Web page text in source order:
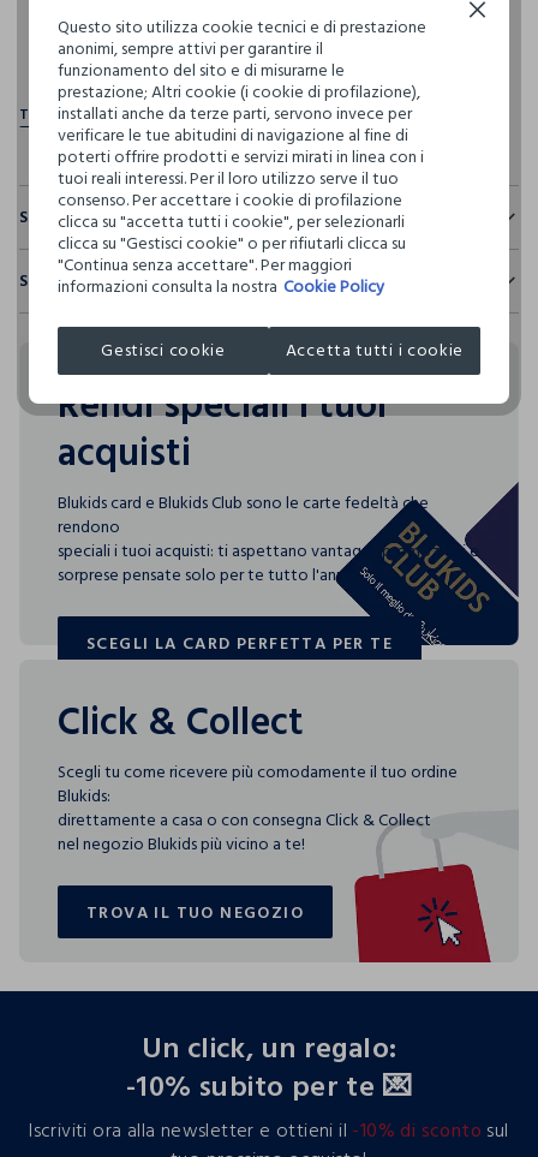
pdp.loyalty.section.advantages
Sostenibilità e trasparenza
Sicurezza
Il 100% dei nostri articoli viene sottoposto a test chimico-
definito per l’uso di sostanze chimiche, talvolta anche più
restrittivi rispetto a quelli previsti dalla normativa
internazionale.
Clicca qui per vedere i dettagli
I nostri fornitori
L'OREAL ITALIA SPA - GARNIER
MADE IN CHINA
Spedizione e resi
Hai fino a 30 giorni dalla consegna del tuo ordine online per
cambiare idea e restituire i prodotti che hai acquistato.
Rendi speciali i tuoi
acquisti
Blukids card e Blukids Club sono le carte fedeltà che
rendono
speciali i tuoi acquisti: ti aspettano vantaggi, promozioni e
sorprese pensate solo per te tutto l'anno!
SCEGLI LA CARD PERFETTA PER TE
SCEGLI LA CARD PERFETTA PER TE
Click & Collect
Scegli tu come ricevere più comodamente il tuo ordine
Blukids:
direttamente a casa o con consegna Click & Collect
nel negozio Blukids più vicino a te!
TROVA IL TUO NEGOZIO
TROVA IL TUO NEGOZIO
Un click, un regalo:
-10% subito per te 💌
Iscriviti ora alla newsletter e ottieni il -10% di sconto sul
Questo sito utilizza cookie tecnici e di prestazione
anonimi, sempre attivi per garantire il
funzionamento del sito e di misurarne le
prestazione; Altri cookie (i cookie di profilazione),
installati anche da terze parti, servono invece per
verificare le tue abitudini di navigazione al fine di
poterti offrire prodotti e servizi mirati in linea con i
tuoi reali interessi. Per il loro utilizzo serve il tuo
consenso. Per accettare i cookie di profilazione
clicca su "accetta tutti i cookie", per selezionarli
clicca su "Gestisci cookie" o per rifiutarli clicca su
"Continua senza accettare". Per maggiori
informazioni consulta la nostra Cookie Policy
Gestisci cookie Accetta tutti i cookie
Continua senza accettare